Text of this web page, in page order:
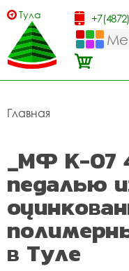
Тула
Главная
_МФ К-07
педалью
в Туле